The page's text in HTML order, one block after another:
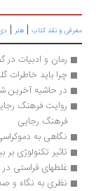
و نقد کتاب|هنر|دی. اچ.
رمان و ادبیات در
چرا باید خاطرات گلدا
در حاشیه آخرین
فرهنگ رجایی
نگاهی به دموکراسی
تاثیر تکنولوژی بر بیان
غلطهای فراستی در
نظری به نگاه و صدا |